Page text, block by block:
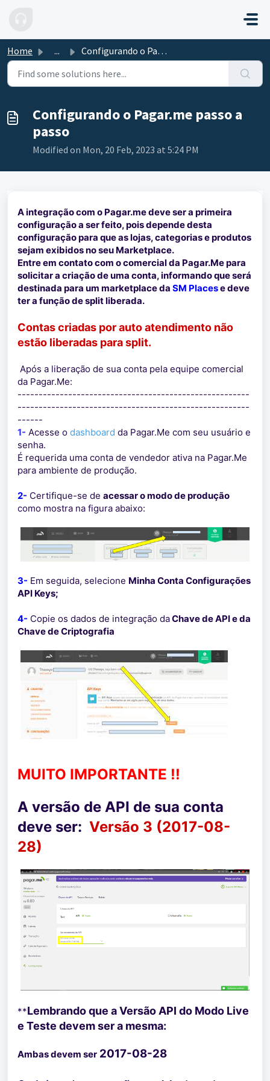
Home ... Configurando o Pagar.me passo a passo
Configurando o Pagar.me passo a
passo
Modified on Mon, 20 Feb, 2023 at 5:24 PM
A integração com o Pagar.me deve ser a primeira
configuração a ser feito, pois depende desta
configuração para que as lojas, categorias e produtos
sejam exibidos no seu Marketplace.
Entre em contato com o comercial da Pagar.Me para
solicitar a criação de uma conta, informando que será
destinada para um marketplace da SM Placese deve
ter a função de split liberada.
Contas criadas por auto atendimento não
estão liberadas para split.
Após a liberação de sua conta pela equipe comercial
da Pagar.Me:
-------------------------------------------------------
-------------------------------------------------------
------
1- Acesse o dashboard da Pagar.Me com seu usuário e
senha.
É requerida uma conta de vendedor ativa na Pagar.Me
para ambiente de produção.
2- Certifique-se de acessar o modo de produção
como mostra na figura abaixo:
3- Em seguida, selecione Minha Conta Configurações
API Keys;
4- Copie os dados de integração daChave de API e da
Chave de Criptografia
MUITO IMPORTANTE !!
A versão de API de sua conta
deve ser: Versão 3 (2017-08-
28)
**Lembrando que a Versão API do Modo Live
e Teste devem ser a mesma:
Ambas devem ser 2017-08-28